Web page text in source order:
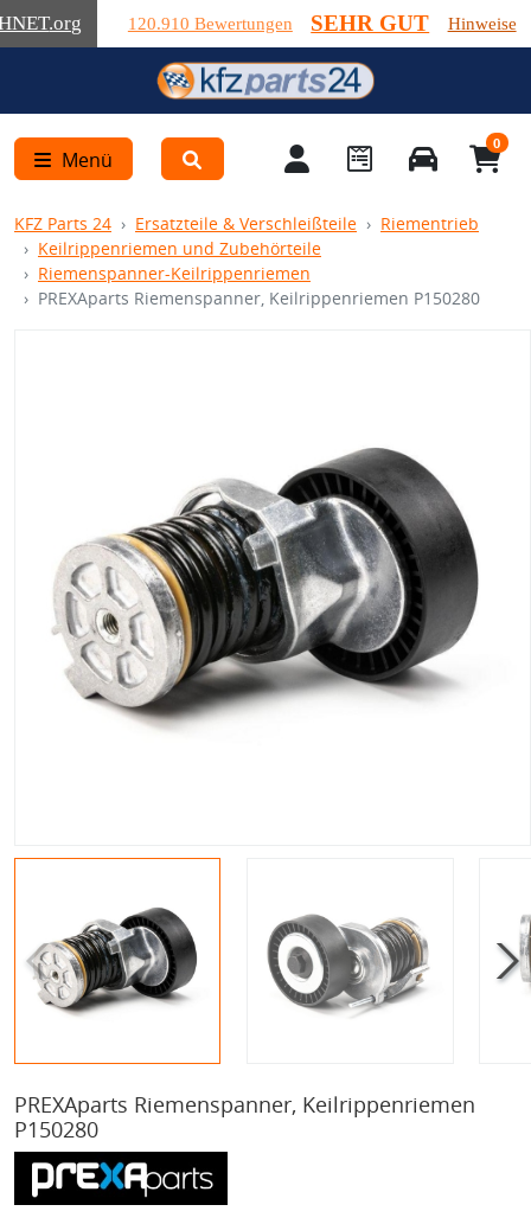
.org 120.910 Bewertungen SEHR GUT Hinweise
Menü
0
KFZ Parts 24 Ersatzteile & Verschleißteile
Riementrieb
Keilrippenriemen und Zubehörteile
Riemenspanner-Keilrippenriemen
PREXAparts Riemenspanner, Keilrippenriemen P150280
PREXAparts Riemenspanner, Keilrippenriemen
P150280